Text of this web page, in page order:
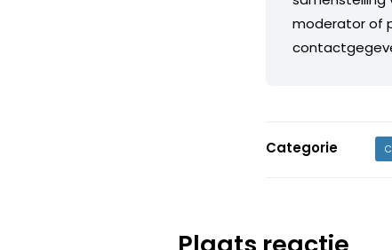
moderator of
Categorie